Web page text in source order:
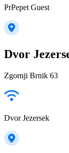
PrPepet Guest
Dvor
Zgornji Brnik 63
Dvor Jezersek